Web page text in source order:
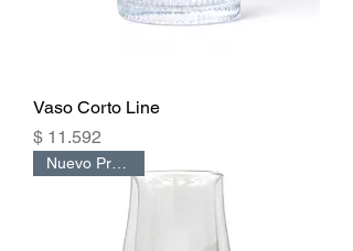
Vaso Corto Line
Precio
$ 11.592
Nuevo Producto